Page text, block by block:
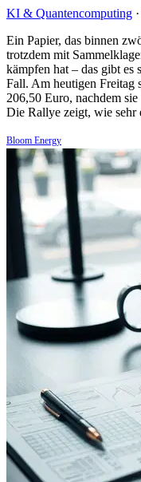
KI & Quantencomputing ·
Ein Papier, das binnen
trotzdem mit
kämpfen hat – das gibt es
Fall. Am heutigen Freitag
206,50 Euro, nachdem
Die Rallye zeigt, wie
Bloom Energy